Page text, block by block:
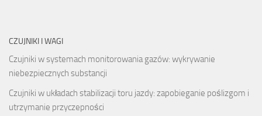
CZUJNIKI I WAGI
Czujniki w systemach monitorowania gazów: wykrywanie
niebezpiecznych substancji
Czujniki w układach stabilizacji toru jazdy: zapobieganie poślizgom i
utrzymanie przyczepności